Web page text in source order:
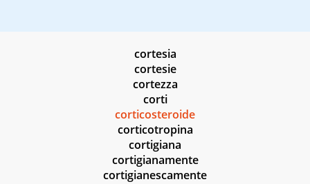
cortesia
cortesie
cortezza
corti
corticosteroide
corticotropina
cortigiana
cortigianamente
cortigianescamente